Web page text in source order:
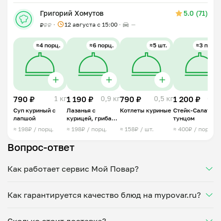
Григорий Хомутов 5.0 (71)
₽₽₽ 12 августа с 15:00 —
≈4 порц.
790 ₽ 1 кг
Суп куриный с
лапшой
≈ 198₽ / порц.
≈6 порц.
1 190 ₽ 0,9 кг
Лазанья с
курицей, грибами
и трюфелем
≈ 198₽ / порц.
≈5 шт.
790 ₽ 0,5 кг
Котлеты куриные
≈ 158₽ / шт.
≈3 порц.
1 200 ₽
Стейк-Салат с
тунцом
≈ 400₽ / порц.
Вопрос-ответ
Как работает сервис Мой Повар?
предлагающих блюда на заказ. Выбираете
заказываете домашнюю еду с доставкой на обед
Как гарантируется качество блюд на mypovar.ru?